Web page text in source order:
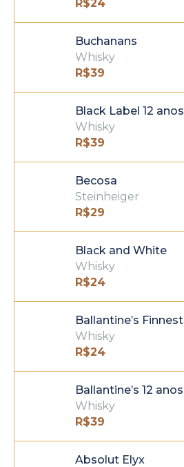
R$24
Buchanans
Whisky
R$39
Black Label 12 anos
Whisky
R$39
Becosa
Steinheiger
R$29
Black and White
Whisky
R$24
Ballantine’s Finnest
Whisky
R$24
Ballantine’s 12 anos
Whisky
R$39
Absolut Elyx